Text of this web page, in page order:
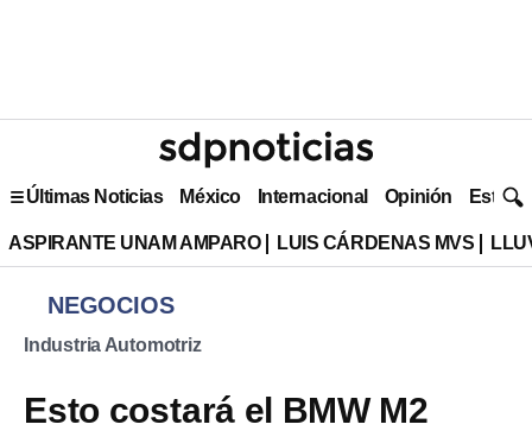
Últimas Noticias México Internacional Opinión Estilo
ASPIRANTE UNAM AMPARO LUIS CÁRDENAS MVS
NEGOCIOS
Industria Automotriz
Esto costará el BMW M2